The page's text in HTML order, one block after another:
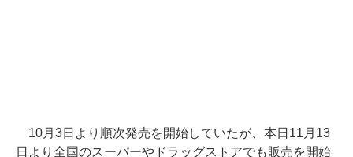
10月3日より順次発売を開始していたが、本日11月13
日より全国のスーパーやドラッグストアでも販売を開始